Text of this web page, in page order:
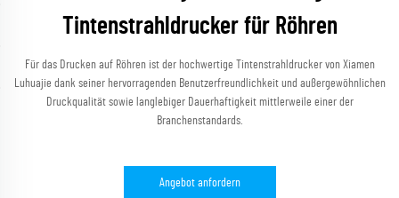
Tintenstrahldrucker für Röhren
Für das Drucken auf Röhren ist der hochwertige Tintenstrahldrucker von Xiamen
Luhuajie dank seiner hervorragenden Benutzerfreundlichkeit und außergewöhnlichen
Druckqualität sowie langlebiger Dauerhaftigkeit mittlerweile einer der
Branchenstandards.
Angebot anfordern